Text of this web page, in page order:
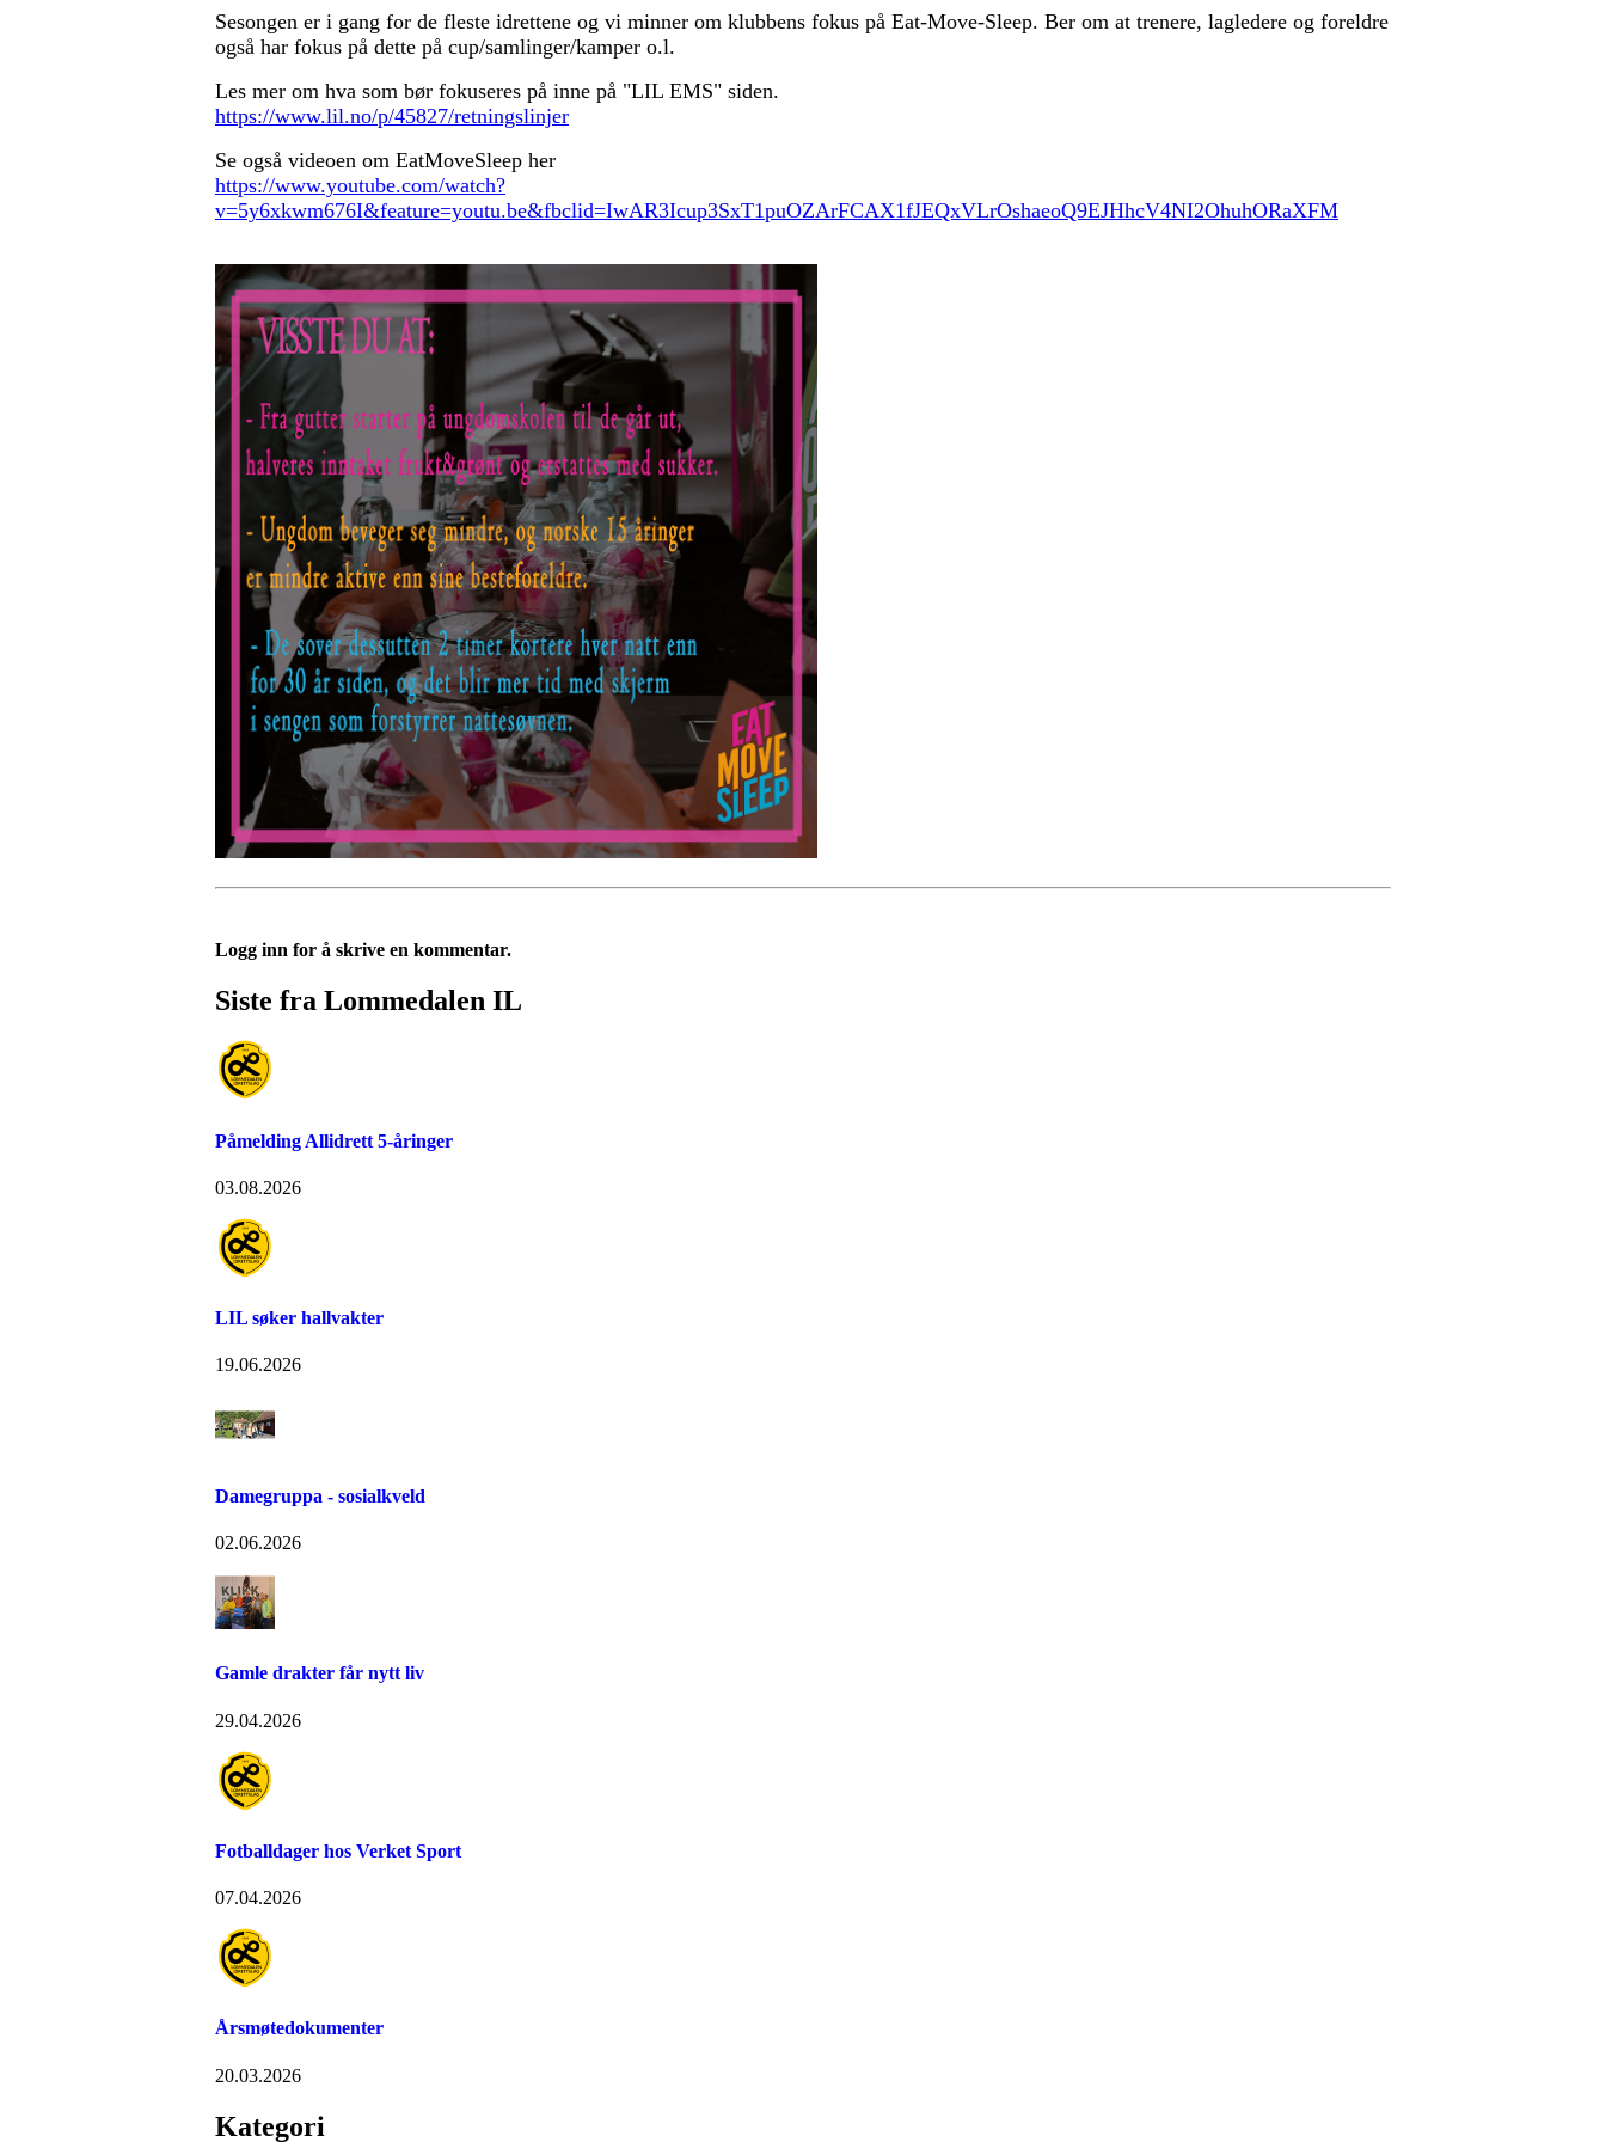
Sesongen er i gang for de fleste idrettene og vi minner om klubbens fokus på Eat-Move-Sleep. Ber om at trenere, lagledere og foreldre
også har fokus på dette på cup/samlinger/kamper o.l.
Les mer om hva som bør fokuseres på inne på "LIL EMS" siden.
https://www.lil.no/p/45827/retningslinjer
Se også videoen om EatMoveSleep her
https://www.youtube.com/watch?
v=5y6xkwm676I&feature=youtu.be&fbclid=IwAR3Icup3SxT1puOZArFCAX1fJEQxVLrOshaeoQ9EJHhcV4NI2OhuhORaXFM
Logg inn for å skrive en kommentar.
Siste fra Lommedalen IL
Påmelding Allidrett 5-åringer
03.08.2026
LIL søker hallvakter
19.06.2026
Damegruppa - sosialkveld
02.06.2026
Gamle drakter får nytt liv
29.04.2026
Fotballdager hos Verket Sport
07.04.2026
Årsmøtedokumenter
20.03.2026
Kategori